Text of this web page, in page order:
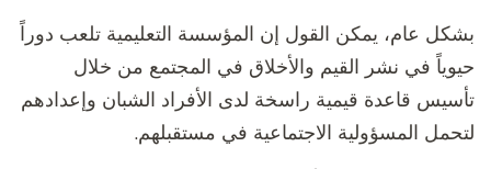
بشكل عام، يمكن القول إن المؤسسة التعليمية تلعب دوراً
حيوياً في نشر القيم والأخلاق في المجتمع من خلال
تأسيس قاعدة قيمية راسخة لدى الأفراد الشبان وإعدادهم
لتحمل المسؤولية الاجتماعية في مستقبلهم.